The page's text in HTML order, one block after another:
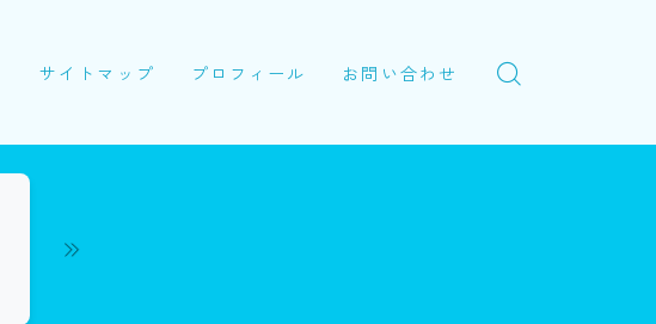
サイトマップ プロフィール お問い合わせ